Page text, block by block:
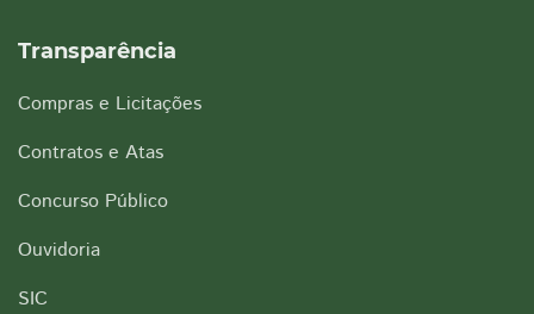
Transparência
Compras e Licitações
Contratos e Atas
Concurso Público
Ouvidoria
SIC